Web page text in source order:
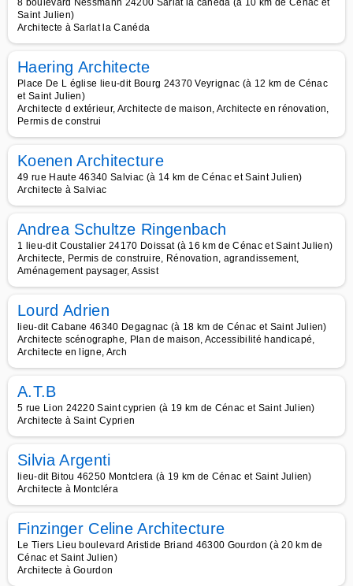
8 boulevard Nessmann 24200 Sarlat la caneda (à 10 km de Cénac et
Saint Julien)
Architecte à Sarlat la Canéda
Haering Architecte
Place De L église lieu-dit Bourg 24370 Veyrignac (à 12 km de Cénac
et Saint Julien)
Architecte d extérieur, Architecte de maison, Architecte en rénovation,
Permis de construi
Koenen Architecture
49 rue Haute 46340 Salviac (à 14 km de Cénac et Saint Julien)
Architecte à Salviac
Andrea Schultze Ringenbach
1 lieu-dit Coustalier 24170 Doissat (à 16 km de Cénac et Saint Julien)
Architecte, Permis de construire, Rénovation, agrandissement,
Aménagement paysager, Assist
Lourd Adrien
lieu-dit Cabane 46340 Degagnac (à 18 km de Cénac et Saint Julien)
Architecte scénographe, Plan de maison, Accessibilité handicapé,
Architecte en ligne, Arch
A.T.B
5 rue Lion 24220 Saint cyprien (à 19 km de Cénac et Saint Julien)
Architecte à Saint Cyprien
Silvia Argenti
lieu-dit Bitou 46250 Montclera (à 19 km de Cénac et Saint Julien)
Architecte à Montcléra
Finzinger Celine Architecture
Le Tiers Lieu boulevard Aristide Briand 46300 Gourdon (à 20 km de
Cénac et Saint Julien)
Architecte à Gourdon